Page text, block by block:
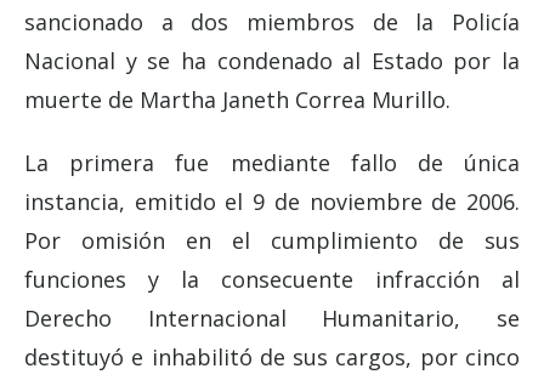
sancionado a dos miembros de la Policía
Nacional y se ha condenado al Estado por la
muerte de Martha Janeth Correa Murillo.
La primera fue mediante fallo de única
instancia, emitido el 9 de noviembre de 2006.
Por omisión en el cumplimiento de sus
funciones y la consecuente infracción al
Derecho Internacional Humanitario, se
destituyó e inhabilitó de sus cargos, por cinco